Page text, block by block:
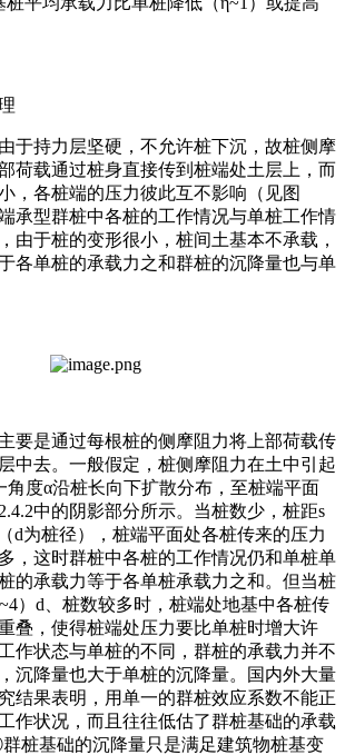
于持力层坚硬，不允许桩下沉，故桩侧摩
荷载通过桩身直接传到桩端处土层上，而
，各桩端的压力彼此互不影响（见图
承型群桩中各桩的工作情况与单桩工作情
由于桩的变形很小，桩间土基本不承载，
各单桩的承载力之和群桩的沉降量也与单
要是通过每根桩的侧摩阻力将上部荷载传
中去。一般假定，桩侧摩阻力在土中引起
角度α沿桩长向下扩散分布，至桩端平面
中的阴影部分所示。当桩数少，桩距s
d为桩径），桩端平面处各桩传来的压力
，这时群桩中各桩的工作情况仍和单桩单
的承载力等于各单桩承载力之和。但当桩
）d、桩数较多时，桩端处地基中各桩传
叠，使得桩端处压力要比单桩时增大许
作状态与单桩的不同，群桩的承载力并不
沉降量也大于单桩的沉降量。国内外大量
结果表明，用单一的群桩效应系数不能正
作状况，而且往往低估了群桩基础的承载
桩基础的沉降量只是满足建筑物桩基变